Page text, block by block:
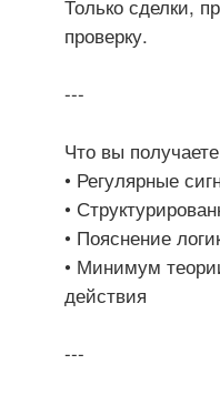
Только сделки,
проверку.
---
Что вы
• Регулярные
•
• Пояснение
• Минимум
действия
---